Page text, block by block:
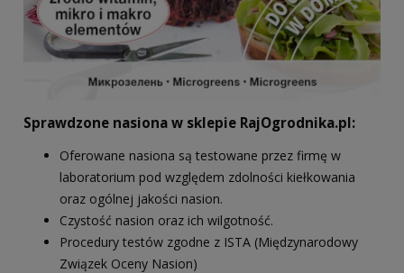
Sprawdzone nasiona w sklepie RajOgrodnika.pl:
Oferowane nasiona są testowane przez firmę w
laboratorium pod względem zdolności kiełkowania
oraz ogólnej jakości nasion.
Czystość nasion oraz ich wilgotność.
Procedury testów zgodne z ISTA (Międzynarodowy
Związek Oceny Nasion)